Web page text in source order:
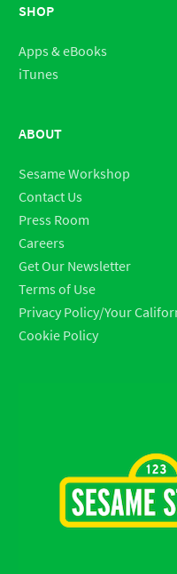
SHOP
Apps & eBooks
iTunes
ABOUT
Sesame Workshop
Contact Us
Press Room
Careers
Get Our Newsletter
Terms of Use
Privacy Policy/Your
Cookie Policy